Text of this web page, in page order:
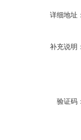
详细地址
补充说明
验证码